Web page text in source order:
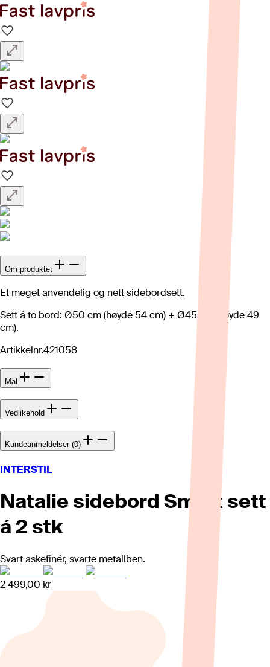
Om produktet
Et meget anvendelig og nett sidebordsett.
Sett á to bord: Ø50 cm (høyde 54 cm) + Ø45 cm (høyde 49
cm).
Artikkelnr.421058
Mål
Vedlikehold
Kundeanmeldelser (0)
INTERSTIL
Natalie sidebord Smart sett
á 2 stk
Svart askefinér, svarte metallben.
2 499,00 kr